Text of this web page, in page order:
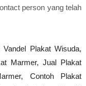
person yang telah
Vandel Plakat Wisuda,
Marmer,Jual Plakat
Contoh Plakat